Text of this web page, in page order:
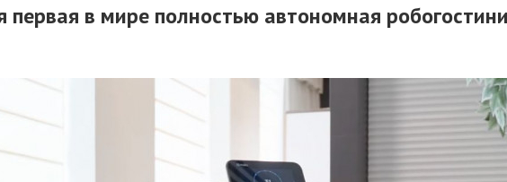
первая в мире полностью автономная